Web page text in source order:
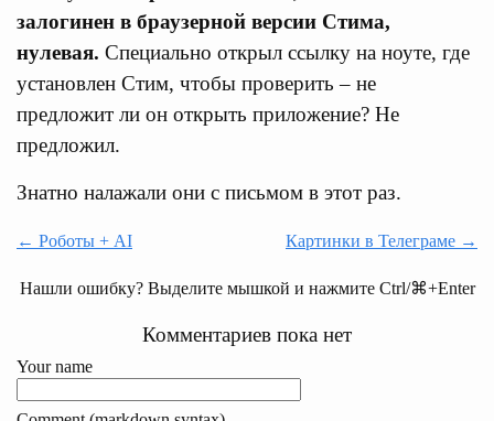
залогинен в браузерной версии Стима,
нулевая. Специально открыл ссылку на ноуте, где
установлен Стим, чтобы проверить – не
предложит ли он открыть приложение? Не
предложил.
Знатно налажали они с письмом в этот раз.
← Роботы + AI Картинки в Телеграме →
Нашли ошибку? Выделите мышкой и нажмите Ctrl/⌘+Enter
Комментариев пока нет
Your name